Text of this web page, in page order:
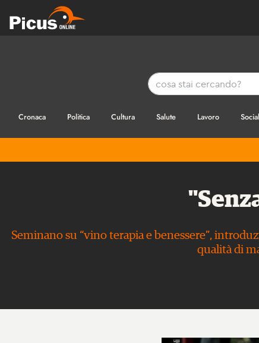
Cronaca Politica Cultura Salute Lavoro
Seminano su “vino terapia e benessere”,
qualità di